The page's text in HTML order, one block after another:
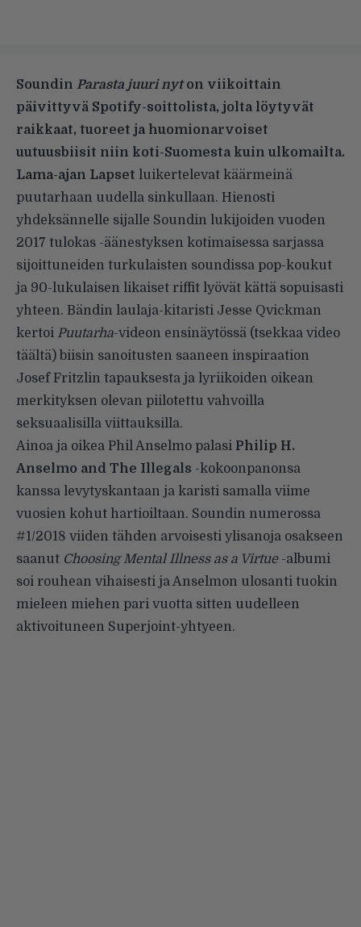
Soundin Parasta juuri nyton viikoittain
päivittyvä Spotify-soittolista, jolta löytyvät
raikkaat, tuoreet ja huomionarvoiset
uutuusbiisit niin koti-Suomesta kuin ulkomailta.
Lama-ajan Lapset luikertelevat käärmeinä
puutarhaan uudella sinkullaan. Hienosti
yhdeksännelle sijalle Soundin lukijoiden vuoden
2017 tulokas -äänestyksen kotimaisessa sarjassa
sijoittuneiden turkulaisten soundissa pop-koukut
ja 90-lukulaisen likaiset riffit lyövät kättä sopuisasti
yhteen. Bändin laulaja-kitaristi Jesse Qvickman
kertoi Puutarha-videon ensinäytössä (tsekkaa video
täältä) biisin sanoitusten saaneen inspiraation
Josef Fritzlin tapauksesta ja lyriikoiden oikean
merkityksen olevan piilotettu vahvoilla
seksuaalisilla viittauksilla.
Ainoa ja oikea Phil Anselmo palasi Philip H.
Anselmo and The Illegals -kokoonpanonsa
kanssa levytyskantaan ja karisti samalla viime
vuosien kohut hartioiltaan. Soundin numerossa
#1/2018 viiden tähden arvoisesti ylisanoja osakseen
saanut Choosing Mental Illness as a Virtue-albumi
soi rouhean vihaisesti ja Anselmon ulosanti tuokin
mieleen miehen pari vuotta sitten uudelleen
aktivoituneen Superjoint-yhtyeen.